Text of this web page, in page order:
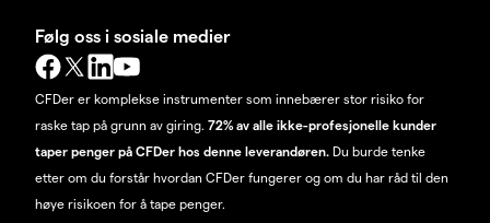
Følg oss i sosiale medier
CFDer er komplekse instrumenter som innebærer stor risiko for
raske tap på grunn av giring. 72% av alle ikke-profesjonelle kunder
taper penger på CFDer hos denne leverandøren. Du burde tenke
etter om du forstår hvordan CFDer fungerer og om du har råd til den
høye risikoen for å tape penger.